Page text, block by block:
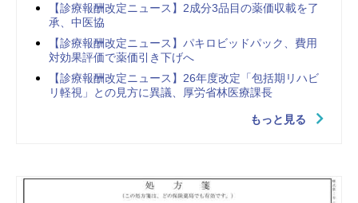
【診療報酬改定ニュース】2成分3品目の薬価収載を了
承、中医協
【診療報酬改定ニュース】パキロビッドパック、費用
対効果評価で薬価引き下げへ
【診療報酬改定ニュース】26年度改定「包括期リハビ
リ軽視」との見方に異議、厚労省林医療課長
もっと見る